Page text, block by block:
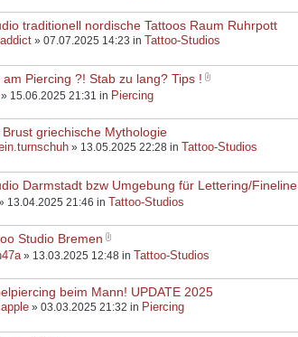
traditionell nordische Tattoos Raum Ruhrpott
» 07.07.2025 14:23 in Tattoo-Studios
am Piercing ?! Stab zu lang? Tips !
» 15.06.2025 21:31 in Piercing
griechische Mythologie
» 13.05.2025 22:28 in Tattoo-Studios
Darmstadt bzw Umgebung für Lettering/Fineline
13.04.2025 21:46 in Tattoo-Studios
Studio Bremen
» 13.03.2025 12:48 in Tattoo-Studios
beim Mann! UPDATE 2025
» 03.03.2025 21:32 in Piercing